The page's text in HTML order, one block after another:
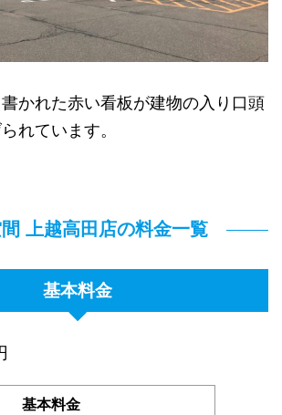
書かれた赤い看板が建物の入り口頭
れています。
上越高田店の料金一覧
基本料金
基本料金